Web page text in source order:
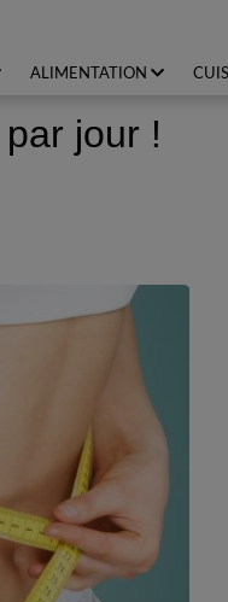
ALIMENTATION
jour !